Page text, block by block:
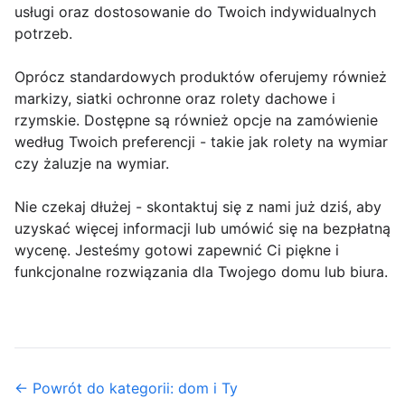
usługi oraz dostosowanie do Twoich indywidualnych
potrzeb.
Oprócz standardowych produktów oferujemy również
markizy, siatki ochronne oraz rolety dachowe i
rzymskie. Dostępne są również opcje na zamówienie
według Twoich preferencji - takie jak rolety na wymiar
czy żaluzje na wymiar.
Nie czekaj dłużej - skontaktuj się z nami już dziś, aby
uzyskać więcej informacji lub umówić się na bezpłatną
wycenę. Jesteśmy gotowi zapewnić Ci piękne i
funkcjonalne rozwiązania dla Twojego domu lub biura.
← Powrót do kategorii: dom i Ty